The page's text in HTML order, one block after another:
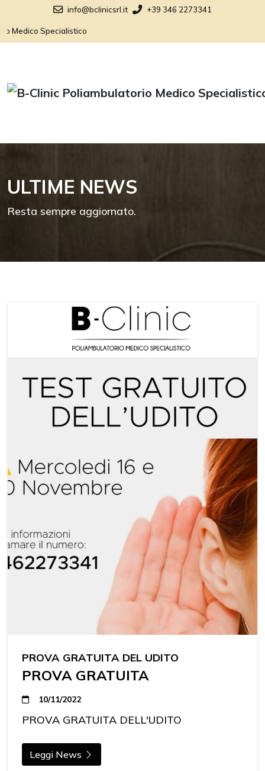
info@bclinicsrl.it +39 346 2273341
Medico Specialistico
ULTIME NEWS
Resta sempre aggiornato.
PROVA GRATUITA DEL UDITO
PROVA GRATUITA
10/11/2022
PROVA GRATUITA DELL'UDITO
Leggi News